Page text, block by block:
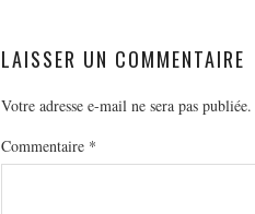
LAISSER UN COMMENTAIRE
Votre adresse e-mail ne sera pas publiée.
Commentaire *